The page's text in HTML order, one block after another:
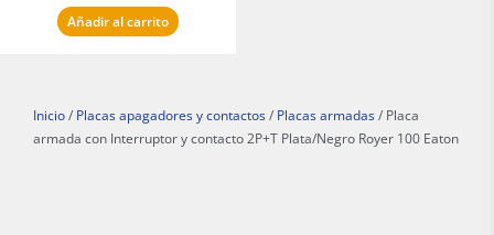
Añadir al carrito
Inicio / Placas apagadores y contactos / Placas armadas / Placa
armada con Interruptor y contacto 2P+T Plata/Negro Royer 100 Eaton